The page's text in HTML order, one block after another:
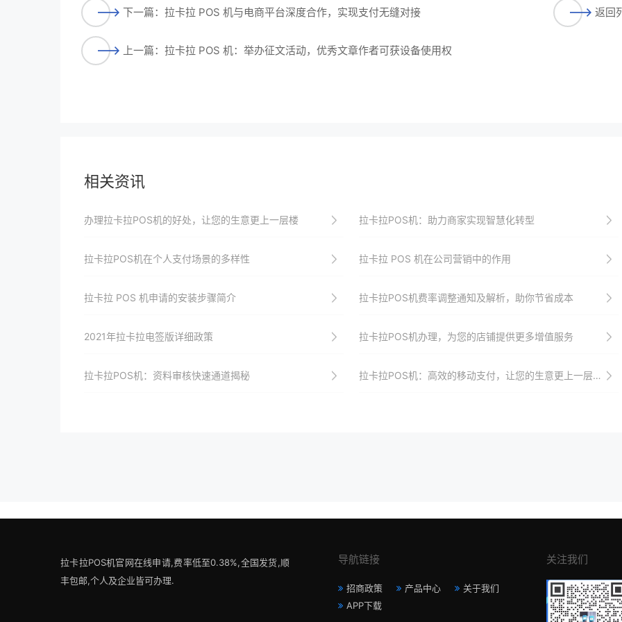
下一篇：拉卡拉 POS 机与电商平台深度合作，实现支付无缝对接
上一篇：拉卡拉 POS 机：举办征文活动，优秀文章作者可获设备使用权
返回
相关资讯
办理拉卡拉POS机的好处，让您的生意更上一层楼 拉卡拉POS机：助力商家实现智慧化转型
拉卡拉POS机在个人支付场景的多样性 拉卡拉 POS 机在公司营销中的作用
拉卡拉 POS 机申请的安装步骤简介 拉卡拉POS机费率调整通知及解析，助你节省成本
2021年拉卡拉电签版详细政策 拉卡拉POS机办理，为您的店铺提供更多增值服务
拉卡拉POS机：资料审核快速通道揭秘 拉卡拉POS机：高效的移动支付，让您的生意更上一层楼。
拉卡拉POS机官网在线申请,费率低至0.38%,全国发货,顺
丰包邮,个人及企业皆可办理.
导航链接
招商政策 产品中心
关于我们
APP下载
关注我们